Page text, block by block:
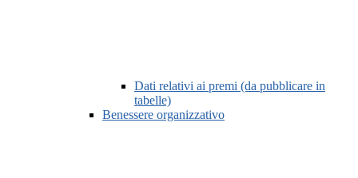
Dati relativi ai premi (da pubblicare in
tabelle)
Benessere organizzativo